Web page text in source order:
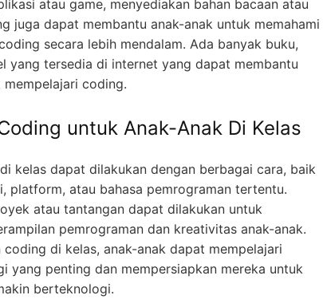
atau game, menyediakan bahan bacaan atau
juga dapat membantu anak-anak untuk memahami
secara lebih mendalam. Ada banyak buku,
yang tersedia di internet yang dapat membantu
coding.
untuk Anak-Anak Di Kelas
kelas dapat dilakukan dengan berbagai cara, baik
platform, atau bahasa pemrograman tertentu.
atau tantangan dapat dilakukan untuk
pemrograman dan kreativitas anak-anak.
coding di kelas, anak-anak dapat mempelajari
yang penting dan mempersiapkan mereka untuk
berteknologi.